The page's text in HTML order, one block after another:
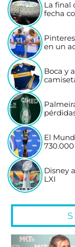
La final
fecha
en un
Boca y
El
Disney
LXI